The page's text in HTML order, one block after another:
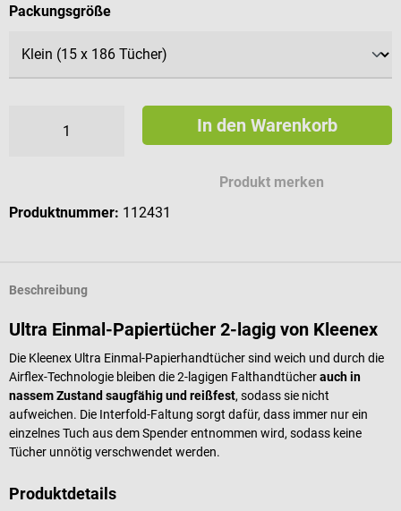
Packungsgrößeauswählen
In den Warenkorb
Produkt merken
Produktnummer: 112431
Beschreibung
Ultra Einmal-Papiertücher 2-lagig von Kleenex
Die Kleenex Ultra Einmal-Papierhandtücher sind weich und durch die
Airflex-Technologie bleiben die 2-lagigen Falthandtücherauch in
nassem Zustand saugfähig und reißfest, sodass sie nicht
aufweichen. Die Interfold-Faltung sorgt dafür, dass immer nur ein
einzelnes Tuch aus dem Spender entnommen wird, sodass keine
Tücher unnötig verschwendet werden.
Produktdetails